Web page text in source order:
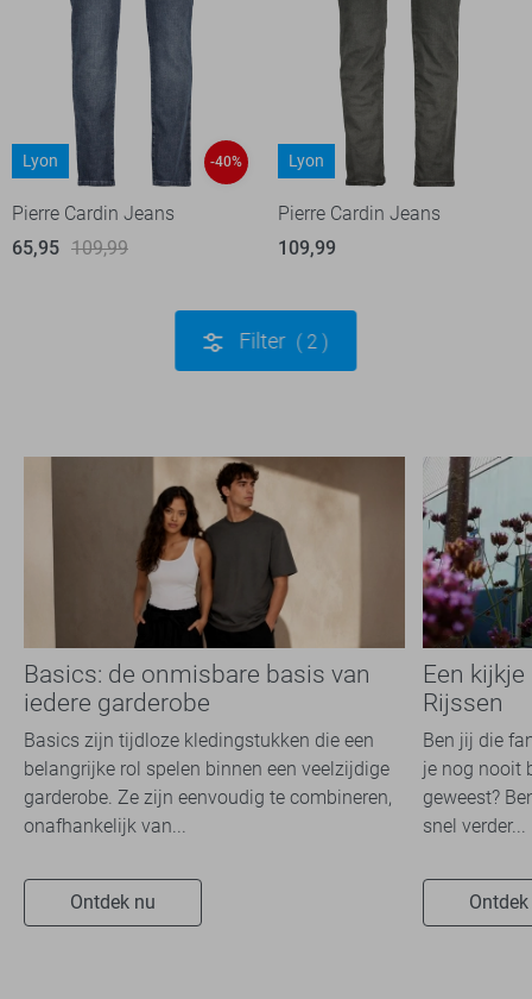
Lyon -40%
Pierre Cardin Jeans
65,95 109,99
Lyon
Pierre Cardin Jeans
109,99
Filter 2
Basics: de onmisbare basis van
iedere garderobe
Basics zijn tijdloze kledingstukken die een
belangrijke rol spelen binnen een veelzijdige
garderobe. Ze zijn eenvoudig te combineren,
onafhankelijk van...
Ontdek nu
Een
Rijssen
Ben jij die
je nog nooit
geweest?
snel verder...